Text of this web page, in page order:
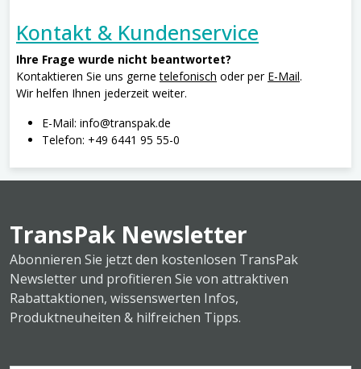
Kontakt & Kundenservice
Ihre Frage wurde nicht beantwortet?
Kontaktieren Sie uns gernetelefonisch oder per E-Mail.
Wir helfen Ihnen jederzeit weiter.
E-Mail: info@transpak.de
Telefon: +49 6441 95 55-0
TransPak Newsletter
Abonnieren Sie jetzt den kostenlosen TransPak
Newsletter und profitieren Sie von attraktiven
Rabattaktionen, wissenswerten Infos,
Produktneuheiten & hilfreichen Tipps.